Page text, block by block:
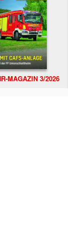
MAGAZIN 3/2026